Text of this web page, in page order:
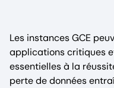
Les instances GCE
applications critiques
essentielles à la
perte de données